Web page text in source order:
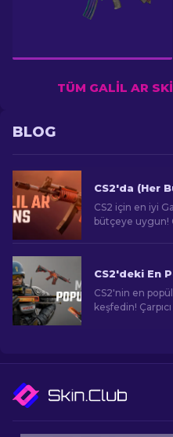
TÜM GALIL AR
BLOG
CS2 için en iyi
bütçeye uygun!
CS2'nin en
keşfedin!